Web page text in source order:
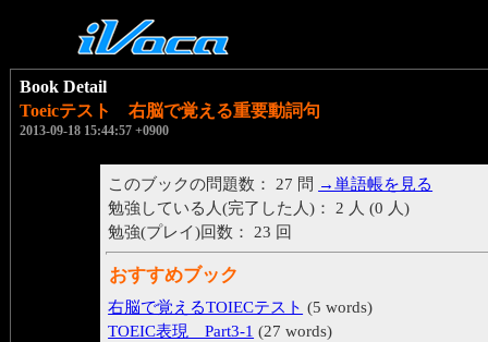
Book Detail
Toeicテスト 右脳で覚える重要動詞句
2013-09-18 15:44:57 +0900
このブックの問題数： 27 問 →単語帳を見る
勉強している人(完了した人)： 2 人 (0 人)
勉強(プレイ)回数： 23 回
おすすめブック
右脳で覚えるTOIECテスト (5 words)
TOEIC表現 Part3-1 (27 words)